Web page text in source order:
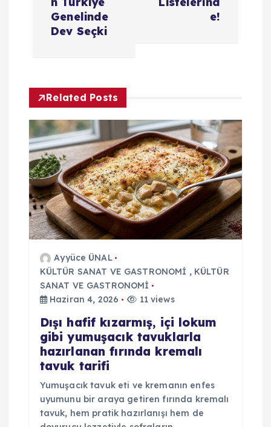
z
n
m
e
s
Genelinde
Dev Seçki
e!
Related Posts
Ayyüce ÜNAL
KÜLTÜR SANAT VE GASTRONOMİ , KÜLTÜR
SANAT VE GASTRONOMİ
Haziran 4, 2026
11 views
Dışı hafif kızarmış, içi lokum
gibi yumuşacık tavuklarla
hazırlanan fırında kremalı
tavuk tarifi
Yumuşacık tavuk eti ve kremanın enfes
uyumunu bir araya getiren fırında kremalı
tavuk, hem pratik hazırlanışı hem de